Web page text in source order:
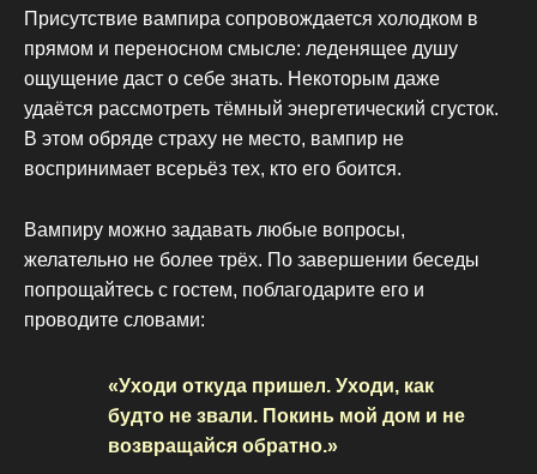
Присутствие вампира сопровождается холодком в
прямом и переносном смысле: леденящее душу
ощущение даст о себе знать. Некоторым даже
удаётся рассмотреть тёмный энергетический сгусток.
В этом обряде страху не место, вампир не
воспринимает всерьёз тех, кто его боится.
Вампиру можно задавать любые вопросы,
желательно не более трёх. По завершении беседы
попрощайтесь с гостем, поблагодарите его и
проводите словами:
«Уходи откуда пришел. Уходи, как
будто не звали. Покинь мой дом и не
возвращайся обратно.»